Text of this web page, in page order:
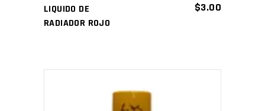
LIQUIDO DE
RADIADOR ROJO
$3.00